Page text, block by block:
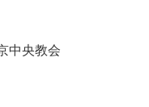
中央教会